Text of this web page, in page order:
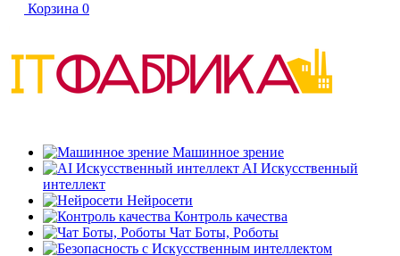
Корзина 0
Машинное зрение
AI Искусственный
интеллект
Нейросети
Контроль качества
Чат Боты, Роботы